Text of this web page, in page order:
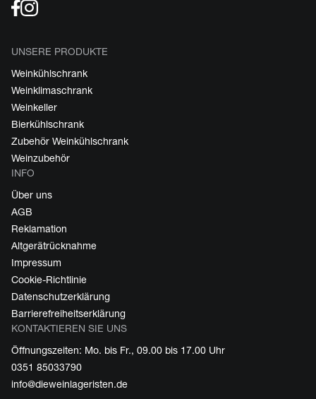
UNSERE PRODUKTE
Weinkühlschrank
Weinklimaschrank
Weinkeller
Bierkühlschrank
Zubehör Weinkühlschrank
Weinzubehör
INFO
Über uns
AGB
Reklamation
Altgerätrücknahme
Impressum
Cookie-Richtlinie
Datenschutzerklärung
Barrierefreiheitserklärung
KONTAKTIEREN SIE UNS
Öffnungszeiten: Mo. bis Fr., 09.00 bis 17.00 Uhr
0351 85033790
info@dieweinlageristen.de